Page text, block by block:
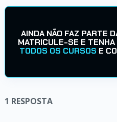
AINDA NÃO FAZ PARTE
MATRICULE-SE E TENHA
TODOS OS CURSOS E
1 RESPOSTA